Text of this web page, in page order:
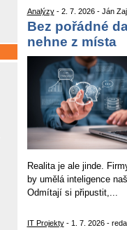
Analýzy- 2. 7. 2026 - Ján
Bez pořádné
nehne z místa
Realita je ale jinde.
by umělá inteligence
Odmítají si připustit,...
IT Projekty- 1. 7. 2026 -